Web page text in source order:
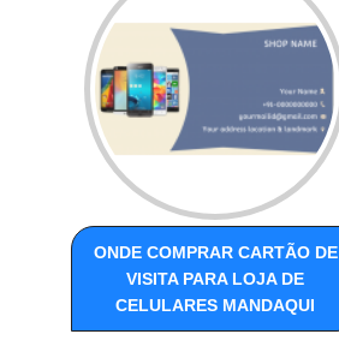
ONDE COMPRAR CARTÃO DE
VISITA PARA LOJA DE
CELULARES MANDAQUI